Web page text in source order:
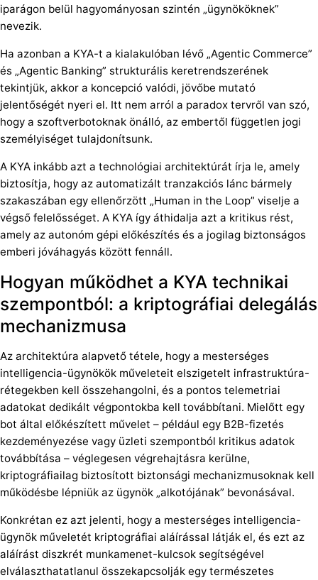
iparágon belül hagyományosan szintén „ügynököknek”
nevezik.
Ha azonban a KYA-t a kialakulóban lévő „Agentic Commerce”
és „Agentic Banking” strukturális keretrendszerének
tekintjük, akkor a koncepció valódi, jövőbe mutató
jelentőségét nyeri el. Itt nem arról a paradox tervről van szó,
hogy a szoftverbotoknak önálló, az embertől független jogi
személyiséget tulajdonítsunk.
A KYA inkább azt a technológiai architektúrát írja le, amely
biztosítja, hogy az automatizált tranzakciós lánc bármely
szakaszában egy ellenőrzött „Human in the Loop” viselje a
végső felelősséget. A KYA így áthidalja azt a kritikus rést,
amely az autonóm gépi előkészítés és a jogilag biztonságos
emberi jóváhagyás között fennáll.
Hogyan működhet a KYA technikai
szempontból: a kriptográfiai delegálás
mechanizmusa
Az architektúra alapvető tétele, hogy a mesterséges
intelligencia-ügynökök műveleteit elszigetelt infrastruktúra-
rétegekben kell összehangolni, és a pontos telemetriai
adatokat dedikált végpontokba kell továbbítani. Mielőtt egy
bot által előkészített művelet – például egy B2B-fizetés
kezdeményezése vagy üzleti szempontból kritikus adatok
továbbítása – véglegesen végrehajtásra kerülne,
kriptográfiailag biztosított biztonsági mechanizmusoknak kell
működésbe lépniük az ügynök „alkotójának” bevonásával.
Konkrétan ez azt jelenti, hogy a mesterséges intelligencia-
ügynök műveletét kriptográfiai aláírással látják el, és ezt az
aláírást diszkrét munkamenet-kulcsok segítségével
elválaszthatatlanul összekapcsolják egy természetes